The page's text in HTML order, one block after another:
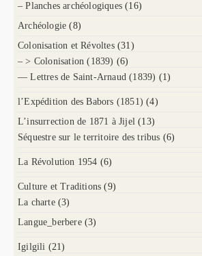
– Planches archéologiques (16)
Archéologie (8)
Colonisation et Révoltes (31)
– > Colonisation (1839) (6)
— Lettres de Saint-Arnaud (1839) (1)
l’Expédition des Babors (1851) (4)
L’insurrection de 1871 à Jijel (13)
Séquestre sur le territoire des tribus (6)
La Révolution 1954 (6)
Culture et Traditions (9)
La charte (3)
Langue_berbere (3)
Igilgili (21)